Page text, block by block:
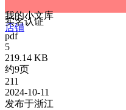
我的小文库
实名认证
店铺
pdf
5
219.14 KB
约9页
211
2024-10-11
发布于浙江